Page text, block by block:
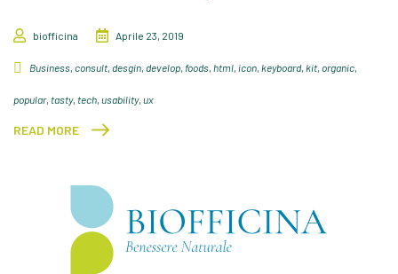
biofficina Aprile 23, 2019
Business consult desgin develop foods html icon keyboard, kit organic
popular, tasty, tech usability, ux
READ MORE